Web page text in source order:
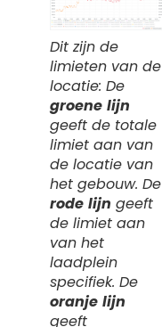
Dit zijn de
limieten van de
locatie: De
groene lijn
geeft de totale
limiet aan van
de locatie van
het gebouw. De
rode lijn geeft
de limiet aan
van het
laadplein
specifiek. De
oranje lijn
geeft